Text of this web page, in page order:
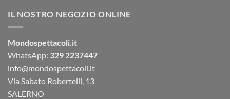
IL NOSTRO NEGOZIO ONLINE
Mondospettacoli.it
WhatsApp: 329 2237447
info@mondospettacoli.it
Via Sabato Robertelli, 13
SALERNO